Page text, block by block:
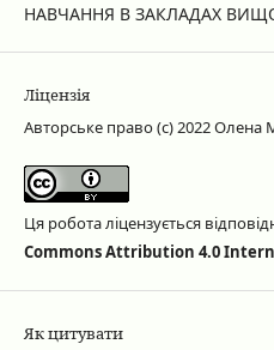
НАВЧАННЯ В ЗАКЛАДАХ
Ліцензія
Авторське право (c) 2022 Олена
Ця робота ліцензується
Commons Attribution 4.0
Як цитувати